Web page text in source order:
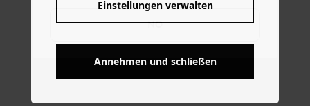
NO
Einstellungen verwalten
Annehmen und schließen